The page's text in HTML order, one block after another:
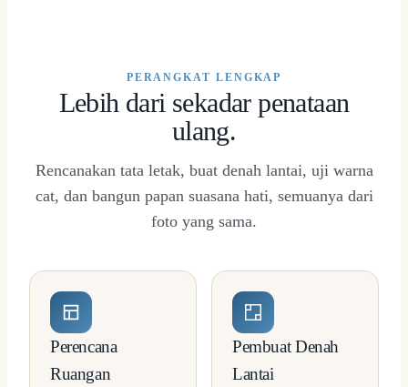
PERANGKAT LENGKAP
Lebih dari sekadar penataan
ulang.
Rencanakan tata letak, buat denah lantai, uji warna
cat, dan bangun papan suasana hati, semuanya dari
foto yang sama.
Perencana
Ruangan
Pembuat Denah
Lantai